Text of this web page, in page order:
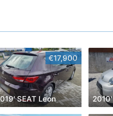
€17,900
SEAT Leon